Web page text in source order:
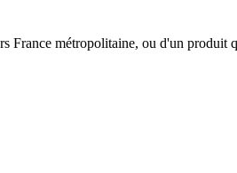
métropolitaine, ou d'un produit